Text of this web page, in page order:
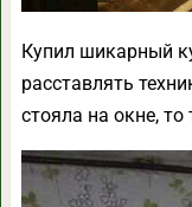
Купил шикарный
расставлять
стояла на окне,